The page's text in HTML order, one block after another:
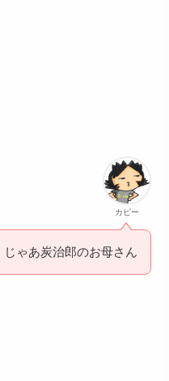
カピー
じゃあ炭治郎のお母さん